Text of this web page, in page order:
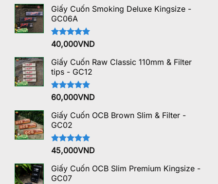
Giấy Cuốn Smoking Deluxe Kingsize -
GC06A
Được xếp
hạng
5 sao
40,000VND
Giấy Cuốn Raw Classic 110mm & Filter
tips - GC12
Được xếp
hạng
5 sao
60,000VND
Giấy Cuốn OCB Brown Slim & Filter -
GC02
Được xếp
hạng
5 sao
45,000VND
Giấy Cuốn OCB Slim Premium Kingsize -
GC07